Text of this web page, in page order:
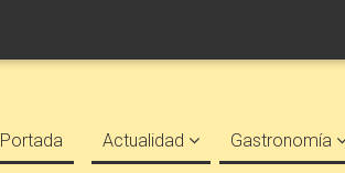
Portada Actualidad Gastronomía